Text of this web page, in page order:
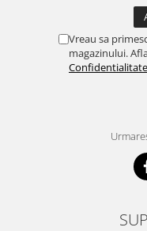
Vreau sa
magazinului.
Confidentialitate